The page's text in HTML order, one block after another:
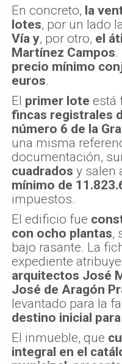
En concreto, la
lotes, por un lado
Vía y, por otro, el
Martínez Campos
precio mínimo
euros.
El primer lote está
fincas registrales
número 6 de la
una misma
documentación,
cuadrados y salen
mínimo de
impuestos.
El edificio fue
con ocho plantas,
bajo rasante. La
expediente
arquitectos José
José de Aragón
levantado para la
destino inicial
El inmueble, que
integral en el